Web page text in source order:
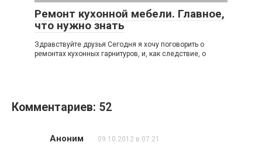
Ремонт кухонной мебели. Главное,
что нужно знать
Здравствуйте друзья Сегодня я хочу поговорить о
ремонтах кухонных гарнитуров, и, как следствие, о
Комментариев: 52
Аноним 09.10.2012 в 07:21